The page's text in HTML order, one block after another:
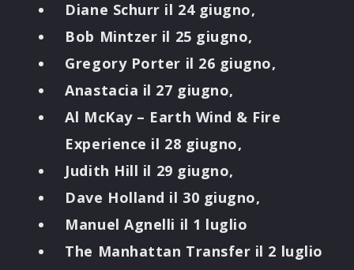
Diane Schurr il 24 giugno,
Bob Mintzer il 25 giugno,
Gregory Porter il 26 giugno,
Anastacia il 27 giugno,
Al McKay – Earth Wind & Fire
Experience il 28 giugno,
Judith Hill il 29 giugno,
Dave Holland il 30 giugno,
Manuel Agnelli il 1 luglio
The Manhattan Transfer il 2 luglio